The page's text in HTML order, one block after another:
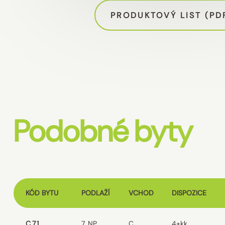
PRODUKTOVÝ LIST
Podobné byty
KÓD BYTU PODLAŽÍ VCHOD DISPOZICE